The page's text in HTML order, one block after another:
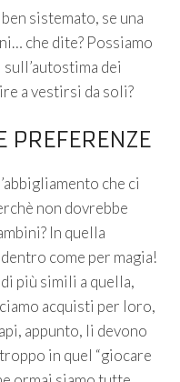
sistemato, se una
che dite? Possiamo
dei
a vestirsi da soli?
PREFERENZE
che ci
non dovrebbe
In quella
come per magia!
più simili a quella,
acquisti per loro,
appunto, li devono
in quel “giocare